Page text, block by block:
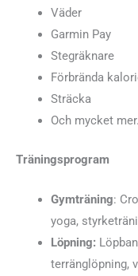
Väder
Garmin Pay
Stegräknare
Förbrända
Sträcka
Och mycket
Träningsprogram
Gymträning:
yoga,
Löpning:
terränglöpning,